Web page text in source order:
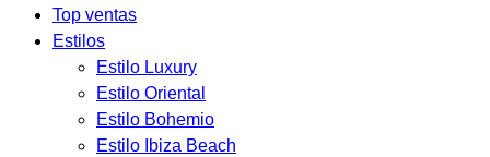
Top ventas
Estilos
Estilo Luxury
Estilo Oriental
Estilo Bohemio
Estilo Ibiza Beach